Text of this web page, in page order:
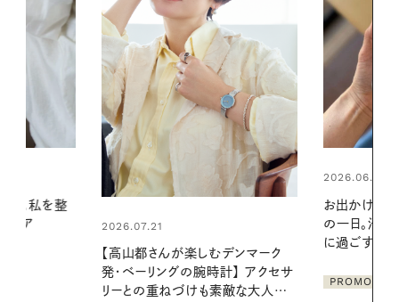
2026.06.01
の一日。汗ばむ季節を「ごきげん」
PROMOTION
2026.06.01
真夏に向け
やりジェルと
地よくうるお